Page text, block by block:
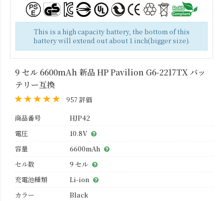
This is a high capacity battery, the bottom of this
battery will extend out about 1 inch(bigger size).
9 セル 6600mAh 新品 HP Pavilion G6-2217TX バッ
テリー互換
957 評価
商品番号
HJP42
電圧
10.8V
容量
6600mAh
セル数
9 セル
充電池種類
Li-ion
カラー
Black